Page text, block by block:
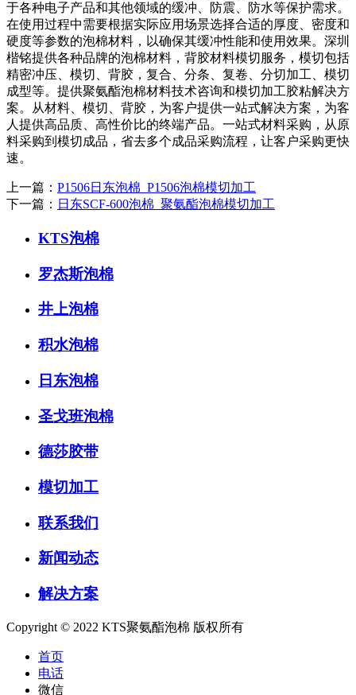
于各种电子产品和其他领域的缓冲、防震、防水等保护需求。
在使用过程中需要根据实际应用场景选择合适的厚度、密度和
硬度等参数的泡棉材料，以确保其缓冲性能和使用效果。深圳
楷铭提供各种品牌的泡棉材料，背胶材料模切服务，模切包括
精密冲压、模切、背胶，复合、分条、复卷、分切加工、模切
成型等。提供聚氨酯泡棉材料技术咨询和模切加工胶粘解决方
案。从材料、模切、背胶，为客户提供一站式解决方案，为客
人提供高品质、高性价比的终端产品。一站式材料采购，从原
料采购到模切成品，省去多个成品采购流程，让客户采购更快
速。
上一篇： P1506日东泡棉_P1506泡棉模切加工
下一篇： 日东SCF-600泡棉_聚氨酯泡棉模切加工
KTS泡棉
罗杰斯泡棉
井上泡棉
积水泡棉
日东泡棉
圣戈班泡棉
德莎胶带
模切加工
联系我们
新闻动态
解决方案
Copyright © 2022 KTS聚氨酯泡棉 版权所有
首页
电话
微信